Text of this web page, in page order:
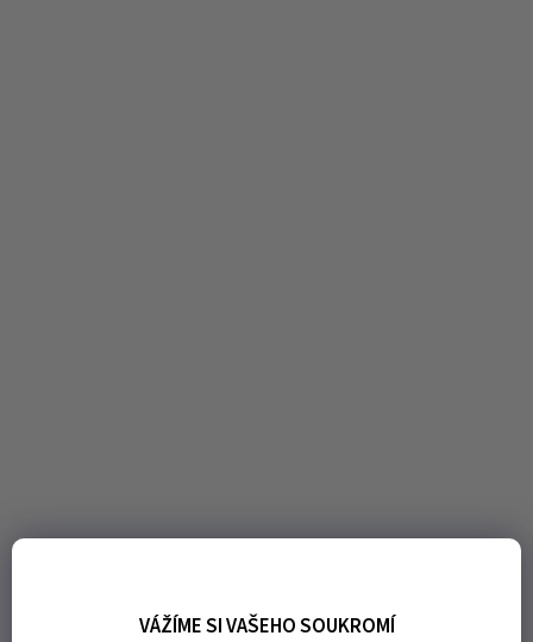
VÁŽÍME SI VAŠEHO SOUKROMÍ